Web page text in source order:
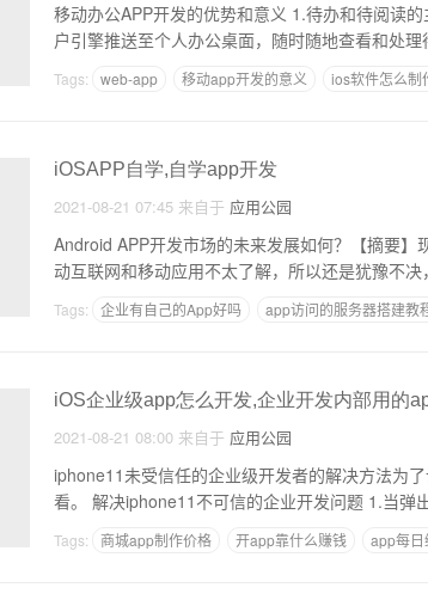
移动办公APP开发的优势和意义 1.待办和待阅读
Tags: web-app 移动app开发的意义 ios软件怎么制
iOSAPP自学,自学app开发
2021-08-21 07:45 来自于 应用公园
Android APP开发市场的未来发展如何？【摘要】现在很多IT开发人都开始想转向移动应用开发然而，因为对移
动互联网和移动应用不太了解，所以还是犹豫不
Tags: 企业有自己的App好吗 app访问的服务器搭建教
iOS企业级app怎么开发,企业开发内部用的
2021-08-21 08:00 来自于 应用公园
iphone11未受信任的企业级开发者的解决方法为
看。 解决
Tags: 商城app制作价格 开app靠什么赚钱 app每日